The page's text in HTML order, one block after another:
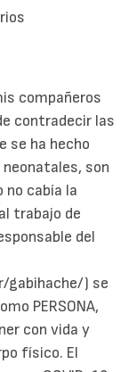
compañeros
contradecir las
se ha hecho
son
no cabía la
trabajo de
del
) se
PERSONA,
con vida y
físico. El